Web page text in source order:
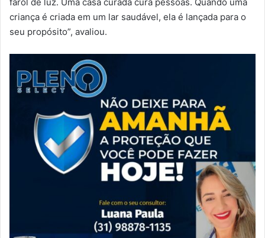
criança é criada em um lar saudável, ela é lançada para o
seu propósito”, avaliou.